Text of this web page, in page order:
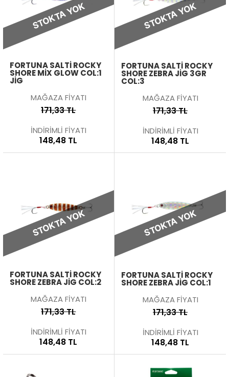
STOKTA YOK
FORTUNA SALTI ROCKY
SHORE MIX GLOW COL:1
JIG
MAĞAZA FİYATI
171,33 TL
İNDİRİMLİ FİYATI
148,48 TL
STOKTA YOK
FORTUNA SALTI ROCKY
SHORE ZEBRA JIG 3GR
COL:3
MAĞAZA FİYATI
171,33 TL
İNDİRİMLİ FİYATI
148,48 TL
STOKTA YOK
FORTUNA SALTI ROCKY
SHORE ZEBRA JIG COL:2
MAĞAZA FİYATI
171,33 TL
İNDİRİMLİ FİYATI
148,48 TL
STOKTA YOK
FORTUNA SALTI ROCKY
SHORE ZEBRA JIG COL:1
MAĞAZA FİYATI
171,33 TL
İNDİRİMLİ FİYATI
148,48 TL